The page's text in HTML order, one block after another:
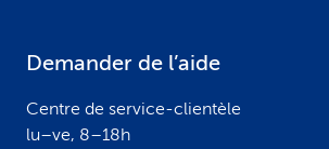
Demander de l’aide
Centre de service-clientèle
lu–ve, 8–18h